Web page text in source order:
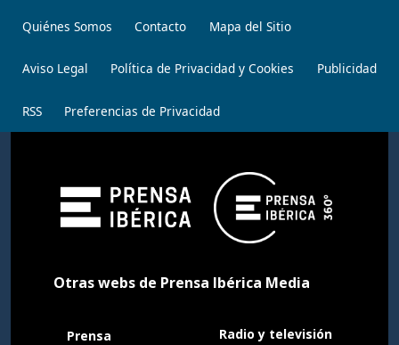
Quiénes Somos Contacto Mapa del Sitio
Aviso Legal Política de Privacidad y Cookies Publicidad
RSS Preferencias de Privacidad
Otras webs de Prensa Ibérica Media
Prensa Radio y televisión